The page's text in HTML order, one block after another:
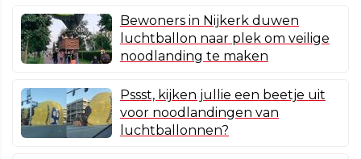
Bewoners in Nijkerk duwen
luchtballon naar plek om veilige
noodlanding te maken
Pssst, kijken jullie een beetje uit
voor noodlandingen van
luchtballonnen?